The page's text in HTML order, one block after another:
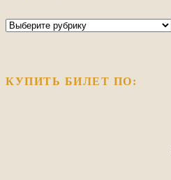
Рубрики
КУПИТЬ БИЛЕТ ПО: